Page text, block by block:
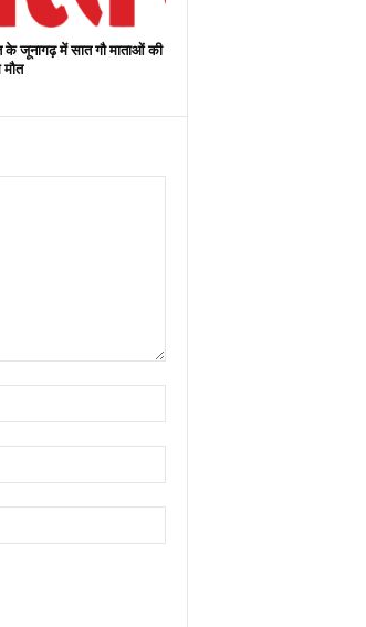
के जूनागढ़ में सात गौ माताओं की